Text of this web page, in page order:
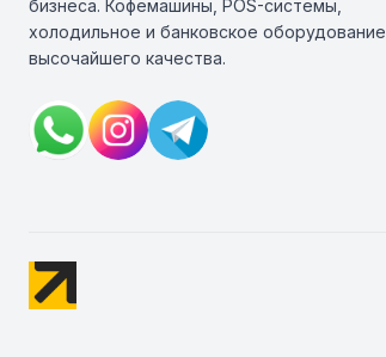
бизнеса. Кофемашины, POS-системы,
холодильное и банковское оборудование
высочайшего качества.